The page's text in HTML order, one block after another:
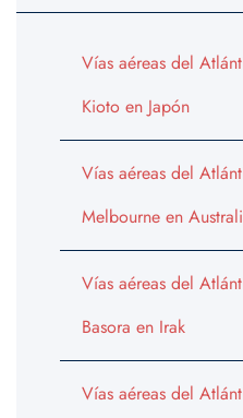
Vías aéreas del
Kioto en Japón
Vías aéreas del
Melbourne en
Vías aéreas del
Basora en Irak
Vías aéreas del